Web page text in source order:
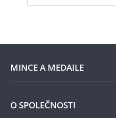
MINCE A MEDAILE
E-shop
O SPOLEČNOSTI